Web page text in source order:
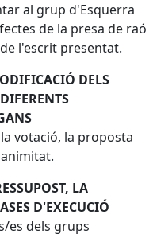
al grup d'Esquerra
de la presa de raó
l'escrit presentat.
DELS
votació, la proposta
LA
D'EXECUCIÓ
es dels grups